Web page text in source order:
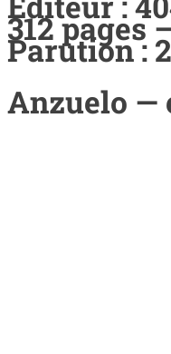
312 pages
Parution :
Anzuelo —